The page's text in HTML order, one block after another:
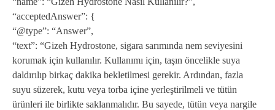
“acceptedAnswer”: {
“@type”: “Answer”,
“text”: “Gizeh Hydrostone, sigara sarımında nem seviyesini
korumak için kullanılır. Kullanımı için, taşın öncelikle suya
daldırılıp birkaç dakika bekletilmesi gerekir. Ardından, fazla
suyu süzerek, kutu veya torba içine yerleştirilmeli ve tütün
ürünleri ile birlikte saklanmalıdır. Bu sayede, tütün veya nargile